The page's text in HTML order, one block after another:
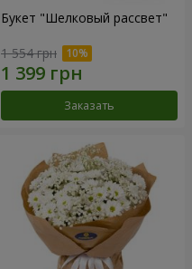
Букет "Шелковый рассвет"
1 554 грн
Заказать